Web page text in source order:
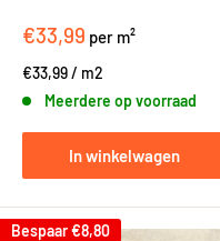
€33,99 per m²
€33,99/ m2
Meerdere op voorraad
In winkelwagen
Bespaar€8,80